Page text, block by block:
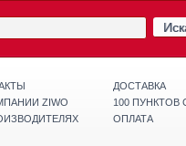
ZIWO
ДОСТАВКА
100
ОПЛАТА